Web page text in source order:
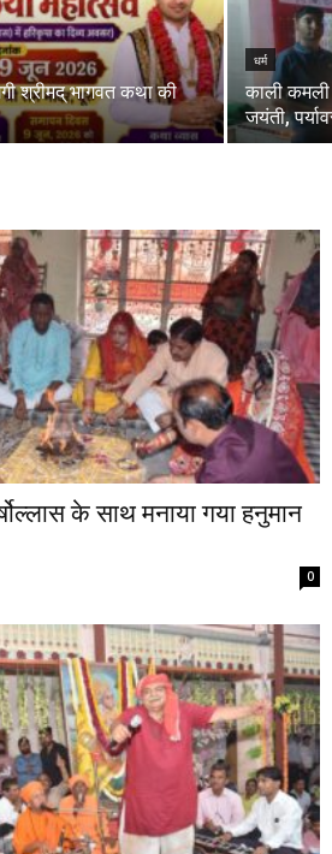
श्रीमद् भागवत कथा की
धर्म
काली
जयंती,
के साथ मनाया गया हनुमान
0